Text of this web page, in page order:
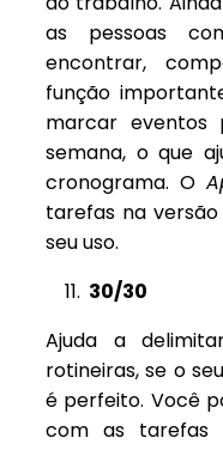
as pessoas
encontrar,
função
marcar
semana, o que
cronograma. O
tarefas na
seu uso.
11. 30/30
Ajuda a
rotineiras, se o
é perfeito. Você
com as tarefas